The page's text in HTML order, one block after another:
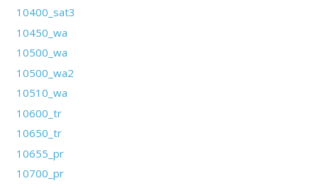
10400_sat3
10450_wa
10500_wa
10500_wa2
10510_wa
10600_tr
10650_tr
10655_pr
10700_pr